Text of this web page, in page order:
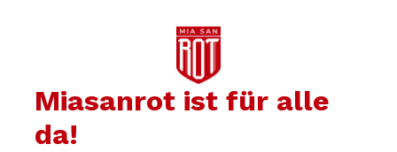
Nächster Artikel
Miasanrot ist für alle
da!